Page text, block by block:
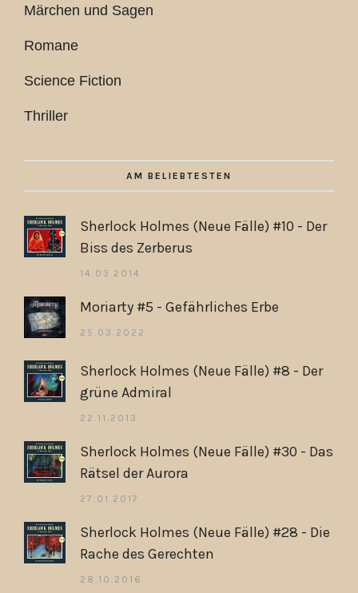
Märchen und Sagen
Romane
Science Fiction
Thriller
AM BELIEBTESTEN
Sherlock Holmes (Neue Fälle) #10 - Der
Biss des Zerberus
14.03.2014
Moriarty #5 - Gefährliches Erbe
25.03.2022
Sherlock Holmes (Neue Fälle) #8 - Der
grüne Admiral
22.11.2013
Sherlock Holmes (Neue Fälle) #30 - Das
Rätsel der Aurora
27.01.2017
Sherlock Holmes (Neue Fälle) #28 - Die
Rache des Gerechten
28.10.2016